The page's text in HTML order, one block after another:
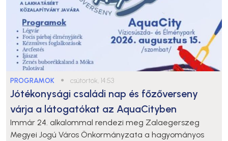
PROGRAMOK ● csütörtök, 14:53
Jótékonysági családi nap és főzőverseny
várja a látogatókat az AquaCityben
Immár 24. alkalommal rendezi meg Zalaegerszeg
Megyei Jogú Város Önkormányzata a hagyományos